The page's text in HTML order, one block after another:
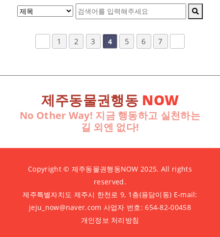
1 2 3 4 5 6 7
제주동물권행동 NOW
No Other Way! 지금 행동하고 실천하는
길 외엔 없다!
Copyright © 제주동물권행동NOW 2025. All rights
reserved.
제주특별자치도 제주시 한천로 9, 1층(용담이동) E-mail:
jeju_now@naver.com 사업자 번호: 654-82-00458
개인정보 처리방침